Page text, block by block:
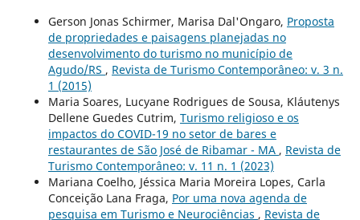
Gerson Jonas Schirmer, Marisa Dal'Ongaro, Proposta
de propriedades e paisagens planejadas no
desenvolvimento do turismo no município de
Agudo/RS , Revista de Turismo Contemporâneo: v. 3 n.
1 (2015)
Maria Soares, Lucyane Rodrigues de Sousa, Kláutenys
Dellene Guedes Cutrim, Turismo religioso e os
impactos do COVID-19 no setor de bares e
restaurantes de São José de Ribamar - MA , Revista de
Turismo Contemporâneo: v. 11 n. 1 (2023)
Mariana Coelho, Jéssica Maria Moreira Lopes, Carla
Conceição Lana Fraga, Por uma nova agenda de
pesquisa em Turismo e Neurociências , Revista de